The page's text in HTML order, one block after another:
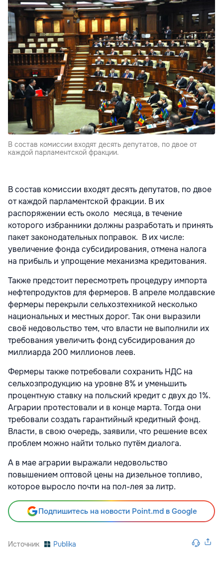
В состав комиссии входят десять депутатов, по двое от
каждой парламентской фракции.
В состав комиссии входят десять депутатов, по двое
от каждой парламентской фракции. В их
распоряжении есть около месяца, в течение
которого избранники должны разработать и принять
пакет законодательных поправок. В их числе:
увеличение фонда субсидирования, отмена налога
на прибыль и упрощение механизма кредитования.
Также предстоит пересмотреть процедуру импорта
нефтепродуктов для фермеров. В апреле молдавские
фермеры перекрыли сельхозтехникой несколько
национальных и местных дорог. Так они выразили
своё недовольство тем, что власти не выполнили их
требования увеличить фонд субсидирования до
миллиарда 200 миллионов леев.
Фермеры также потребовали сохранить НДС на
сельхозпродукцию на уровне 8% и уменьшить
процентную ставку на польский кредит с двух до 1%.
Аграрии протестовали и в конце марта. Тогда они
требовали создать гарантийный кредитный фонд.
Власти, в свою очередь, заявили, что решение всех
проблем можно найти только путём диалога.
А в мае аграрии выражали недовольство
повышением оптовой цены на дизельное топливо,
которое выросло почти на пол-лея за литр.
Подпишитесь на новости Point.md в Google
Источник Publika